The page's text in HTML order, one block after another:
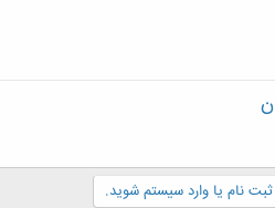
نام یا وارد سیستم شوید.